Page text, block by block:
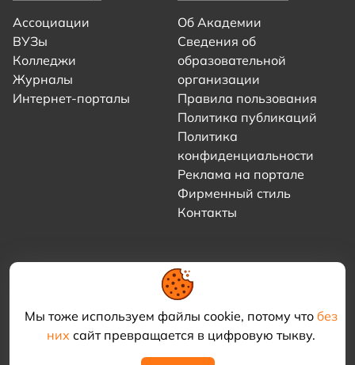
Мы тоже используем файлы cookie, потому что без
нихсайт превращается в цифровую тыкву.
Ассоциации
ВУЗы
Колледжи
Журналы
Интернет-порталы
Об Академии
Сведения об
образовательной
организации
Правила пользования
Политика публикаций
Политика
конфиденциальности
Реклама на портале
Фирменный стиль
Контакты